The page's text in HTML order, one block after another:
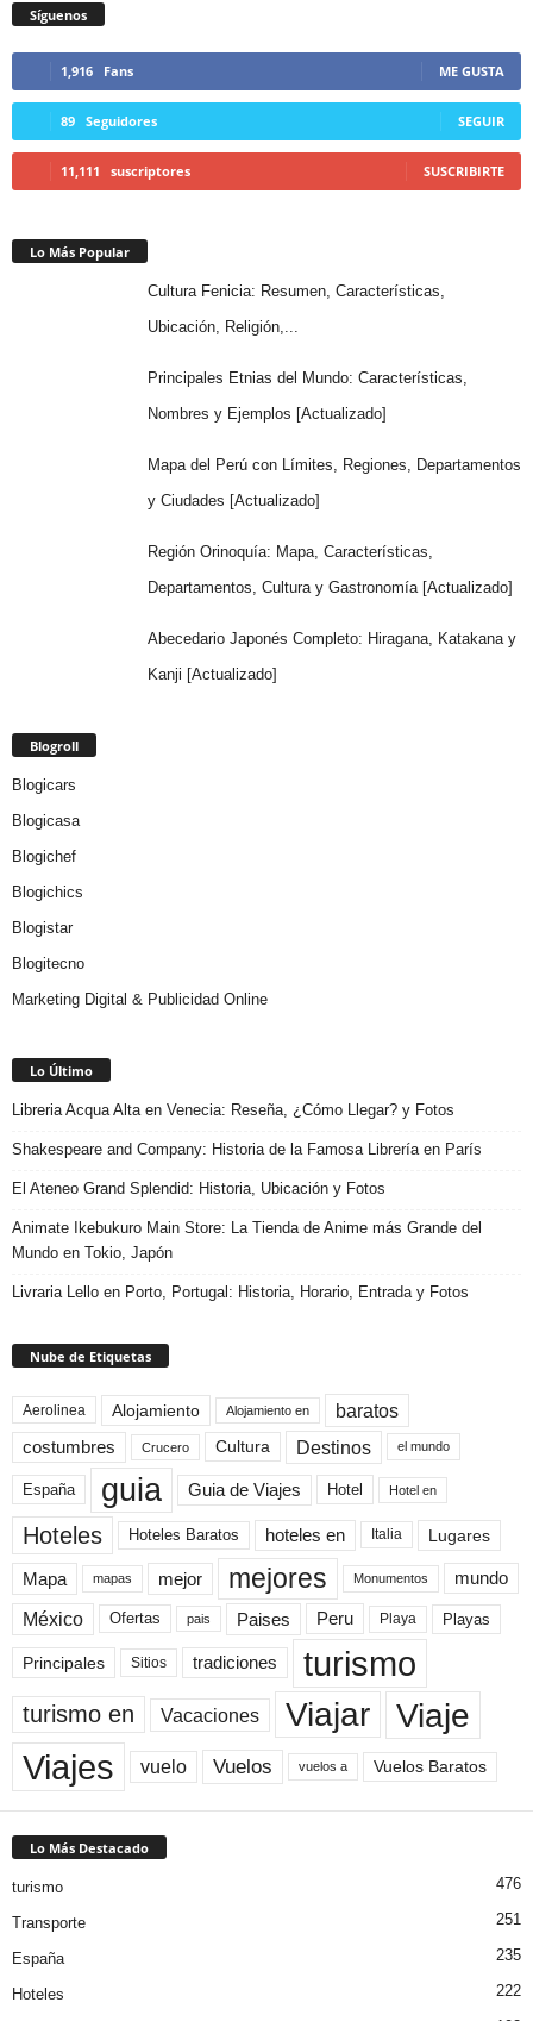
Síguenos
1,916 Fans ME GUSTA
89 Seguidores SEGUIR
11,111 suscriptores SUSCRIBIRTE
Lo Más Popular
Cultura Fenicia: Resumen, Características,
Ubicación, Religión,...
Principales Etnias del Mundo: Características,
Nombres y Ejemplos [Actualizado]
Mapa del Perú con Límites, Regiones, Departamentos
y Ciudades [Actualizado]
Región Orinoquía: Mapa, Características,
Departamentos, Cultura y Gastronomía [Actualizado]
Abecedario Japonés Completo: Hiragana, Katakana y
Kanji [Actualizado]
Blogroll
Blogicars
Blogicasa
Blogichef
Blogichics
Blogistar
Blogitecno
Marketing Digital & Publicidad Online
Lo Último
Libreria Acqua Alta en Venecia: Reseña, ¿Cómo Llegar? y Fotos
Shakespeare and Company: Historia de la Famosa Librería en París
El Ateneo Grand Splendid: Historia, Ubicación y Fotos
Animate Ikebukuro Main Store: La Tienda de Anime más Grande del
Mundo en Tokio, Japón
Livraria Lello en Porto, Portugal: Historia, Horario, Entrada y Fotos
Nube de Etiquetas
Aerolinea Alojamiento Alojamiento en baratos
costumbres Crucero Cultura Destinos el mundo
España guia Guia de Viajes Hotel Hotel en
Hoteles Hoteles Baratos hoteles en Italia Lugares
Mapa mapas mejor mejores Monumentos mundo
México Ofertas pais Paises Peru Playa Playas
Principales Sitios tradiciones turismo
turismo en Vacaciones Viajar Viaje
Viajes vuelo Vuelos vuelos a Vuelos Baratos
Lo Más Destacado
turismo 476
Transporte 251
España 235
Hoteles
222